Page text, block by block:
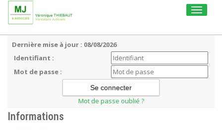
Toggle
Dernière mise à jour : 08/08/2026
Identifiant :
Mot de passe :
Mot de passe oublié ?
Informations